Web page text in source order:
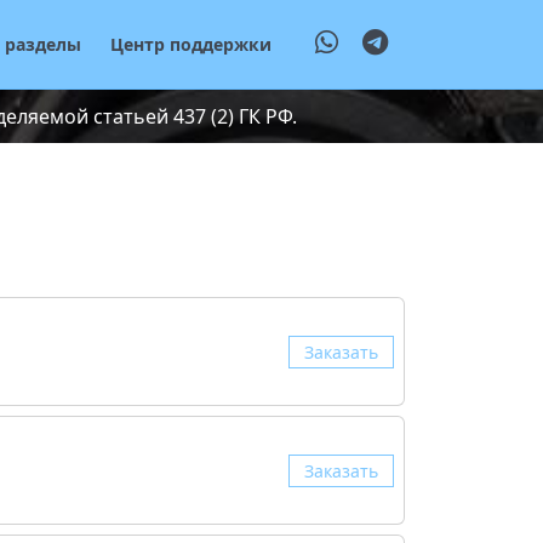
разделы Центр поддержки
статьей 437 (2) ГК РФ.
Заказать
Заказать